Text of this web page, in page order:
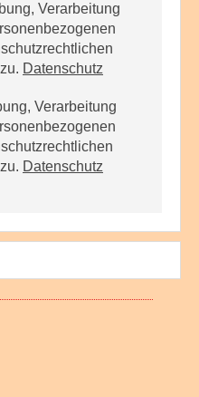
Verarbeitung
Datenschutz
Verarbeitung
Datenschutz